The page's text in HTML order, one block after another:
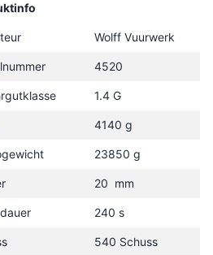
Wolff Vuurwerk
4520
1.4 G
4140 g
23850 g
20 mm
240 s
540 Schuss